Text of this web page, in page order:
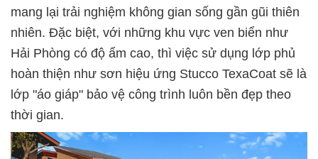
mang lại trải nghiệm không gian sống gần gũi thiên
nhiên. Đặc biệt, với những khu vực ven biển như
Hải Phòng có độ ẩm cao, thì việc sử dụng lớp phủ
hoàn thiện như sơn hiệu ứng Stucco TexaCoat sẽ là
lớp "áo giáp" bảo vệ công trình luôn bền đẹp theo
thời gian.